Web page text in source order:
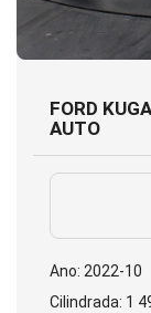
FORD
AUTO
Ano: 2022-10
Cilindrada: 1